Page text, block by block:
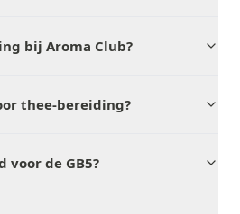
bij Aroma Club?
thee-bereiding?
voor de GB5?